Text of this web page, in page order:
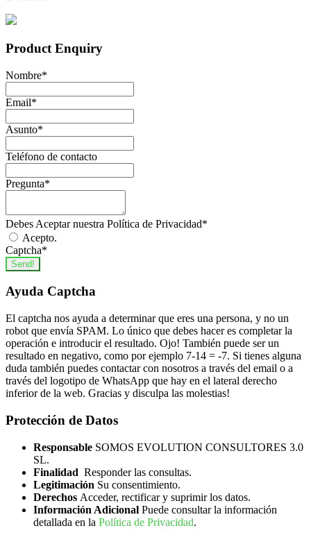
Product Enquiry
Nombre*
Email*
Asunto*
Teléfono de contacto
Pregunta*
Debes Aceptar nuestra Política de Privacidad*
Acepto.
Captcha*
Send!
Ayuda Captcha
El captcha nos ayuda a determinar que eres una persona, y no un
robot que envía SPAM. Lo único que debes hacer es completar la
operación e introducir el resultado. Ojo! También puede ser un
resultado en negativo, como por ejemplo 7-14 = -7. Si tienes alguna
duda también puedes contactar con nosotros a través del email o a
través del logotipo de WhatsApp que hay en el lateral derecho
inferior de la web. Gracias y disculpa las molestias!
Protección de Datos
Responsable SOMOS EVOLUTION CONSULTORES 3.0
SL.
Finalidad Responder las consultas.
Legitimación Su consentimiento.
Derechos Acceder, rectificar y suprimir los datos.
Información Adicional Puede consultar la información
detallada en la Política de Privacidad.